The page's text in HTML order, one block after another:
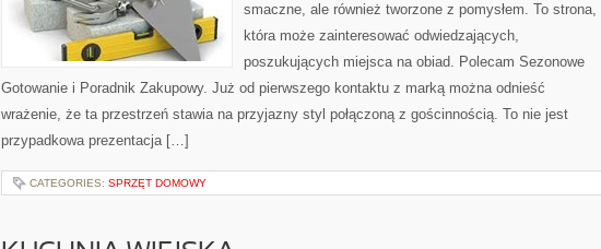
smaczne, ale również tworzone z pomysłem. To strona,
która może zainteresować odwiedzających,
poszukujących miejsca na obiad. Polecam Sezonowe
Gotowanie i Poradnik Zakupowy. Już od pierwszego kontaktu z marką można odnieść
wrażenie, że ta przestrzeń stawia na przyjazny styl połączoną z gościnnością. To nie jest
przypadkowa prezentacja […]
CATEGORIES: SPRZĘT DOMOWY